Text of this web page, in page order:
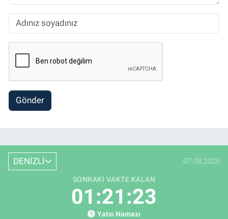
Gönder
DENİZLİ 07.08.2026
SONRAKI VAKTE KALAN
01:21:22
Yatsı Namazı